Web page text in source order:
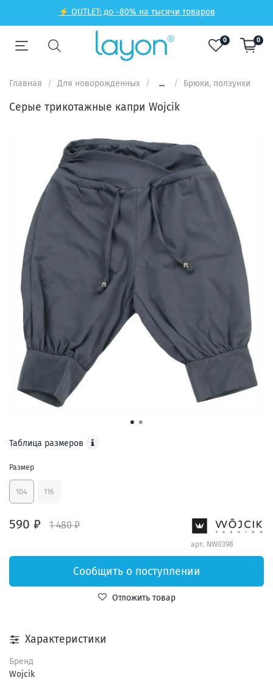
⚡ OUTLET: до -80% на тысячи товаров
0 0
Главная Для новорожденных ... Брюки, ползунки
Серые трикотажные капри Wojcik
590 ₽ 1 480 ₽
арт. NW0398
Таблица размеров
Размер
104 116
Сообщить о поступлении
Отложить товар
Характеристики
Бренд
Wojcik